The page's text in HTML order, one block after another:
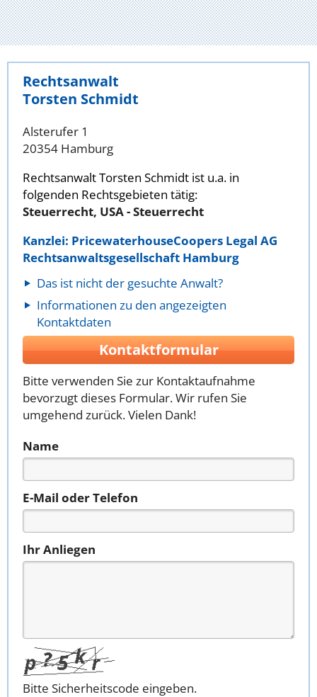
Rechtsanwalt
Torsten Schmidt
Alsterufer 1
20354 Hamburg
Rechtsanwalt Torsten Schmidt ist u.a. in
folgenden Rechtsgebieten tätig:
Steuerrecht, USA - Steuerrecht
Kanzlei: PricewaterhouseCoopers Legal AG
Rechtsanwaltsgesellschaft Hamburg
Das ist nicht der gesuchte Anwalt?
Informationen zu den angezeigten
Kontaktdaten
Kontaktformular
Bitte verwenden Sie zur Kontaktaufnahme
bevorzugt dieses Formular. Wir rufen Sie
umgehend zurück. Vielen Dank!
Name
E-Mail oder Telefon
Ihr Anliegen
Bitte Sicherheitscode eingeben.